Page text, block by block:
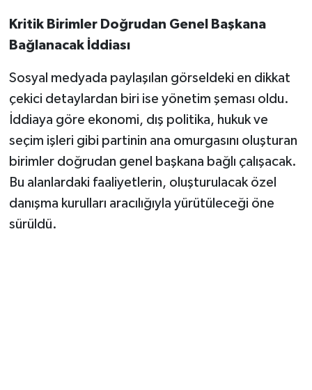
Kritik Birimler Doğrudan Genel Başkana
Bağlanacak İddiası
Sosyal medyada paylaşılan görseldeki en dikkat
çekici detaylardan biri ise yönetim şeması oldu.
İddiaya göre ekonomi, dış politika, hukuk ve
seçim işleri gibi partinin ana omurgasını oluşturan
birimler doğrudan genel başkana bağlı çalışacak.
Bu alanlardaki faaliyetlerin, oluşturulacak özel
danışma kurulları aracılığıyla yürütüleceği öne
sürüldü.